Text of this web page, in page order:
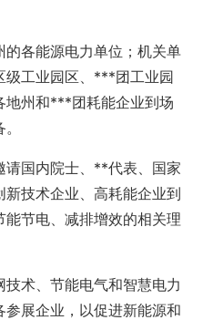
各能源电力单位；机关单
级工业园区、***团工业园
地州和***团耗能企业到场
请国内院士、**代表、国家
技术企业、高耗能企业到
节电、减排增效的相关理
术、节能电气和智慧电力
展企业，以促进新能源和